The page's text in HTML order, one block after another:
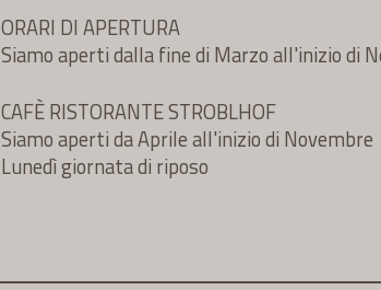
ORARI DI APERTURA
Siamo aperti dalla fine di Marzo all'inizio di
CAFÈ RISTORANTE STROBLHOF
Siamo aperti da Aprile all'inizio di Novembre
Lunedì giornata di riposo